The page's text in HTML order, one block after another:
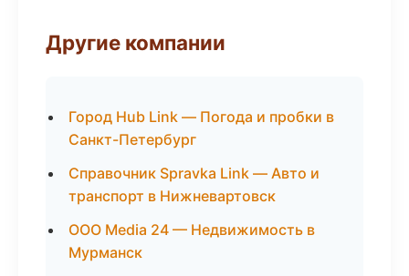
Другие компании
Город Hub Link — Погода и пробки в
Санкт-Петербург
Справочник Spravka Link — Авто и
транспорт в Нижневартовск
ООО Media 24 — Недвижимость в
Мурманск